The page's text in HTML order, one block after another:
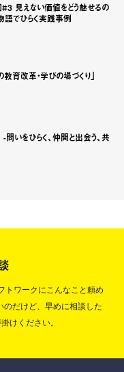
#3 見えない価値をどう魅せるの
語でひらく実践事例
育改革・学びの場づくり」
改革・学びの場づくり」
いをひらく、仲間と出会う、共
いをひらく、仲間と出
トワークにこんなこと頼め
のだけど、早めに相談した
けください。